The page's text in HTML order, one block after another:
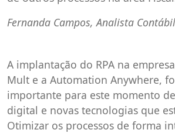
Fernanda Campos, Analista Contábil
A implantação do RPA na
Mult e a Automation Anywhere,
importante para este momento
digital e novas tecnologias que
Otimizar os processos de forma